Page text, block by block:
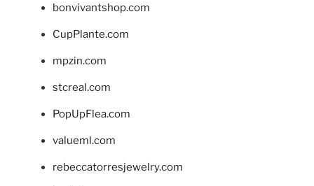
bonvivantshop.com
CupPlante.com
mpzin.com
stcreal.com
PopUpFlea.com
valueml.com
rebeccatorresjewelry.com